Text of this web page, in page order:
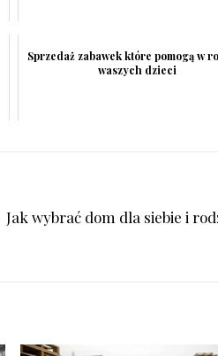
Sprzedaż zabawek które pomogą w
waszych dzieci
Jak wybrać dom dla siebie i